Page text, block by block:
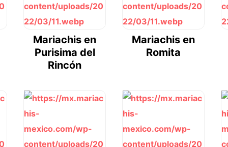
Mariachis en
Purisima del
Rincón
Mariachis en
Romita